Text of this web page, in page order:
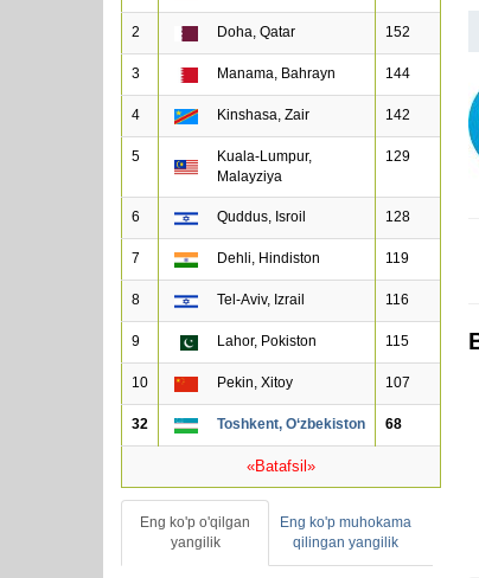
2 Doha, Qatar 152
3 Manama, Bahrayn 144
4 Kinshasa, Zair 142
5
Kuala-Lumpur,
Malayziya
129
6 Quddus, Isroil 128
7 Dehli, Hindiston 119
8 Tel-Aviv, Izrail 116
9 Lahor, Pokiston 115
10 Pekin, Xitoy 107
32 Toshkent, O‘zbekiston 68
«Batafsil»
Eng ko'p o'qilgan
yangilik
Eng ko'p muhokama
qilingan yangilik